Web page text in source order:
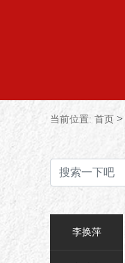
当前位置: 首页 >
李换萍